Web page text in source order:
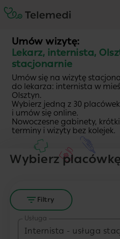
Umów wizytę:
Lekarz, internista,
stacjonarnie
Umów się na wizytę
do lekarza: internista w
Olsztyn.
Wybierz jedną z 30
i umów się online.
Nowoczesne gabinety,
terminy i wizyty bez kolejek.
Wybierz
Filtry
Usługa
Internista - usługa